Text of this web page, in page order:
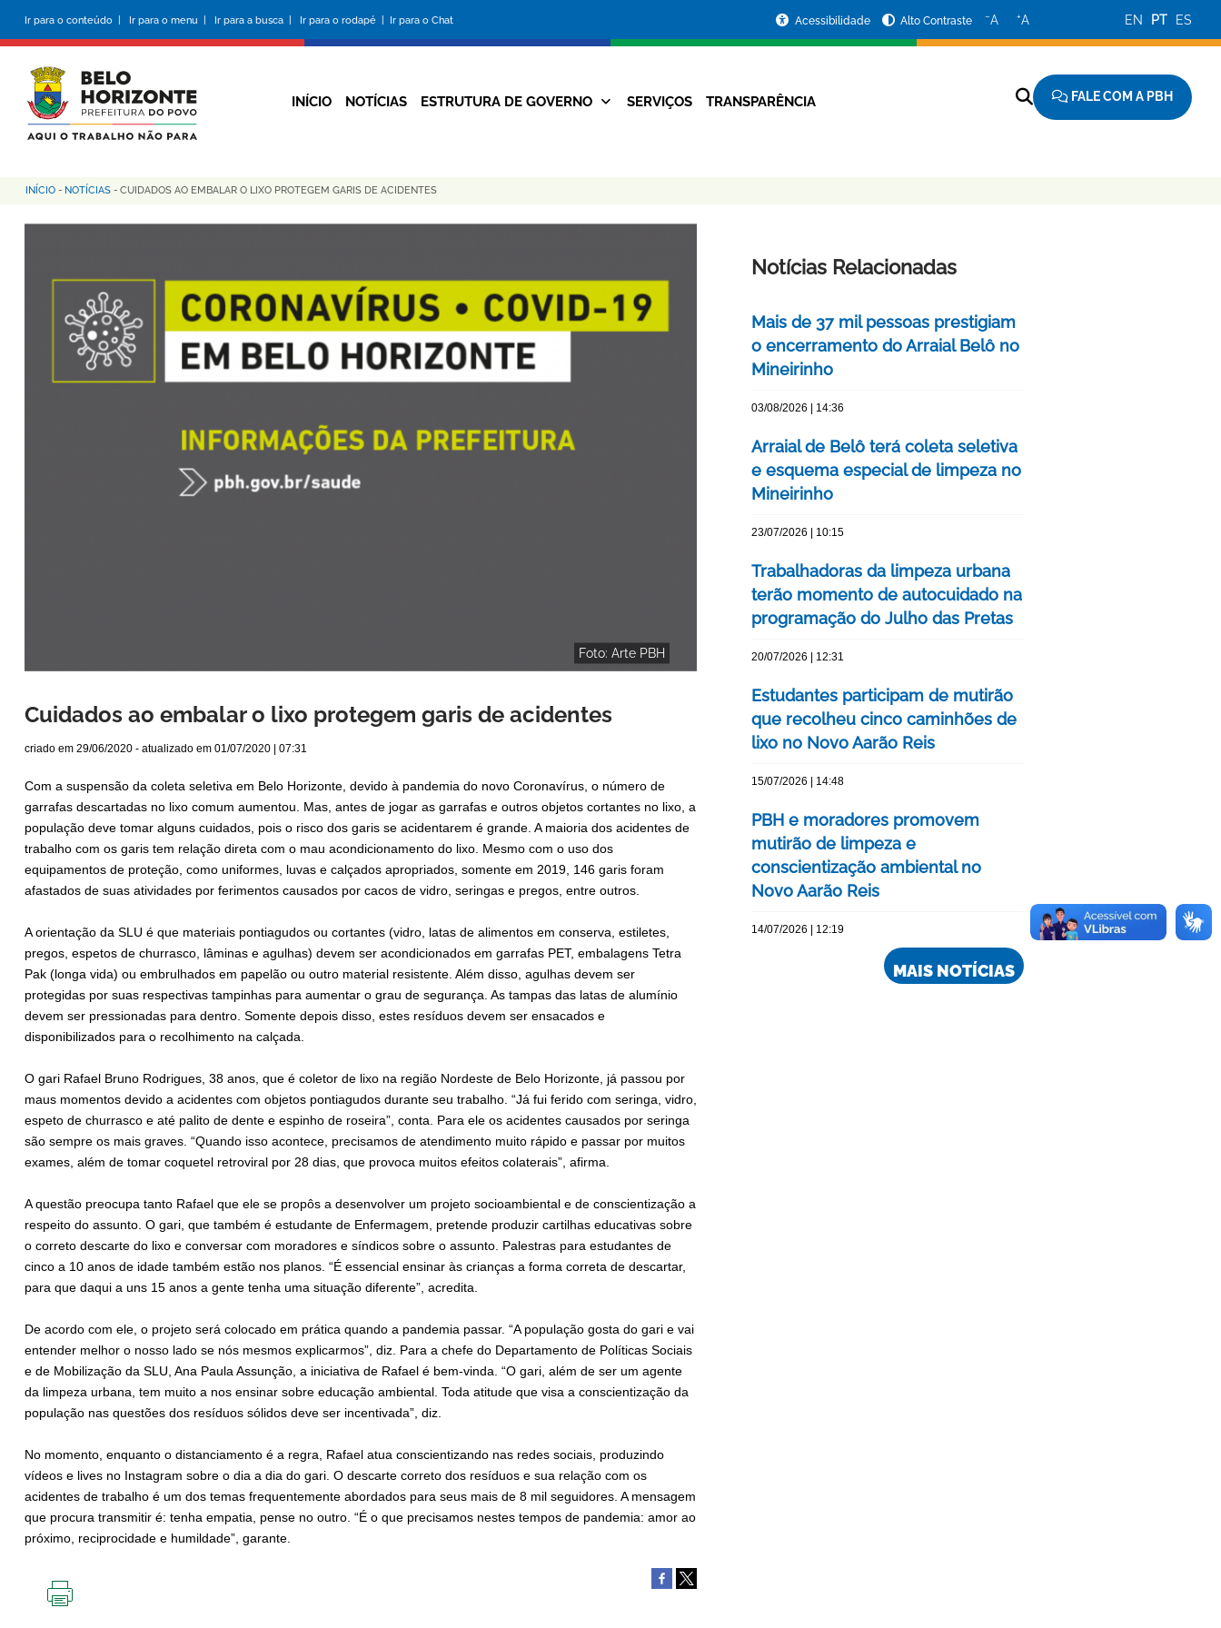
conteúdo
principal
Ir para o conteúdo | Ir para o menu | Ir para a busca | Ir para o rodapé | Ir para o Chat
da
Prefeitura
Acessibilidade Alto Contraste −A +A EN PT ES
Navegação
INÍCIO NOTÍCIAS ESTRUTURA DE GOVERNO SERVIÇOS TRANSPARÊNCIA FALE COM A PBH
Trilha
de
INÍCIO - NOTÍCIAS - CUIDADOS AO EMBALAR O LIXO PROTEGEM GARIS DE ACIDENTES
Foto: Arte PBH
Cuidados ao embalar o lixo protegem garis de acidentes
criado em 29/06/2020 - atualizado em 01/07/2020 | 07:31
Com a suspensão da coleta seletiva em Belo Horizonte, devido à pandemia do novo Coronavírus, o número de
garrafas descartadas no lixo comum aumentou. Mas, antes de jogar as garrafas e outros objetos cortantes no lixo, a
população deve tomar alguns cuidados, pois o risco dos garis se acidentarem é grande. A maioria dos acidentes de
trabalho com os garis tem relação direta com o mau acondicionamento do lixo. Mesmo com o uso dos
equipamentos de proteção, como uniformes, luvas e calçados apropriados, somente em 2019, 146 garis foram
afastados de suas atividades por ferimentos causados por cacos de vidro, seringas e pregos, entre outros.
A orientação da SLU é que materiais pontiagudos ou cortantes (vidro, latas de alimentos em conserva, estiletes,
pregos, espetos de churrasco, lâminas e agulhas) devem ser acondicionados em garrafas PET, embalagens Tetra
Pak (longa vida) ou embrulhados em papelão ou outro material resistente. Além disso, agulhas devem ser
protegidas por suas respectivas tampinhas para aumentar o grau de segurança. As tampas das latas de alumínio
devem ser pressionadas para dentro. Somente depois disso, estes resíduos devem ser ensacados e
disponibilizados para o recolhimento na calçada.
O gari Rafael Bruno Rodrigues, 38 anos, que é coletor de lixo na região Nordeste de Belo Horizonte, já passou por
maus momentos devido a acidentes com objetos pontiagudos durante seu trabalho. “Já fui ferido com seringa, vidro,
espeto de churrasco e até palito de dente e espinho de roseira”, conta. Para ele os acidentes causados por seringa
são sempre os mais graves. “Quando isso acontece, precisamos de atendimento muito rápido e passar por muitos
exames, além de tomar coquetel retroviral por 28 dias, que provoca muitos efeitos colaterais”, afirma.
A questão preocupa tanto Rafael que ele se propôs a desenvolver um projeto socioambiental e de conscientização a
respeito do assunto. O gari, que também é estudante de Enfermagem, pretende produzir cartilhas educativas sobre
o correto descarte do lixo e conversar com moradores e síndicos sobre o assunto. Palestras para estudantes de
cinco a 10 anos de idade também estão nos planos. “É essencial ensinar às crianças a forma correta de descartar,
para que daqui a uns 15 anos a gente tenha uma situação diferente”, acredita.
De acordo com ele, o projeto será colocado em prática quando a pandemia passar. “A população gosta do gari e vai
entender melhor o nosso lado se nós mesmos explicarmos”, diz. Para a chefe do Departamento de Políticas Sociais
e de Mobilização da SLU, Ana Paula Assunção, a iniciativa de Rafael é bem-vinda. “O gari, além de ser um agente
da limpeza urbana, tem muito a nos ensinar sobre educação ambiental. Toda atitude que visa a conscientização da
população nas questões dos resíduos sólidos deve ser incentivada”, diz.
No momento, enquanto o distanciamento é a regra, Rafael atua conscientizando nas redes sociais, produzindo
vídeos e lives no Instagram sobre o dia a dia do gari. O descarte correto dos resíduos e sua relação com os
acidentes de trabalho é um dos temas frequentemente abordados para seus mais de 8 mil seguidores. A mensagem
que procura transmitir é: tenha empatia, pense no outro. “É o que precisamos nestes tempos de pandemia: amor ao
próximo, reciprocidade e humildade”, garante.
Notícias Relacionadas
Mais de 37 mil pessoas prestigiam
o encerramento do Arraial Belô no
Mineirinho
03/08/2026 | 14:36
Arraial de Belô terá coleta seletiva
e esquema especial de limpeza no
Mineirinho
23/07/2026 | 10:15
Trabalhadoras da limpeza urbana
terão momento de autocuidado na
programação do Julho das Pretas
20/07/2026 | 12:31
Estudantes participam de mutirão
que recolheu cinco caminhões de
lixo no Novo Aarão Reis
15/07/2026 | 14:48
PBH e moradores promovem
mutirão de limpeza e
conscientização ambiental no
Novo Aarão Reis
14/07/2026 | 12:19
MAIS NOTÍCIAS